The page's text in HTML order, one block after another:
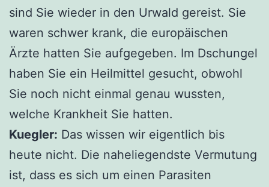
sind Sie wieder in den Urwald gereist. Sie
waren schwer krank, die europäischen
Ärzte hatten Sie aufgegeben. Im Dschungel
haben Sie ein Heilmittel gesucht, obwohl
Sie noch nicht einmal genau wussten,
welche Krankheit Sie hatten.
Kuegler: Das wissen wir eigentlich bis
heute nicht. Die naheliegendste Vermutung
ist, dass es sich um einen Parasiten